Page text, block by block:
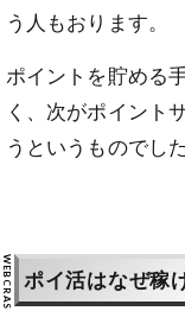
う人もおります。
ポイントを貯める
く、次がポイント
うというものでした
ポイ活はなぜ稼